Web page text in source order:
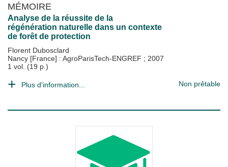
MÉMOIRE
Analyse de la réussite de la
régénération naturelle dans un contexte
de forêt de protection
Florent Dubosclard
Nancy [France] : AgroParisTech-ENGREF ; 2007
1 vol. (19 p.)
Plus d'information... Non prêtable